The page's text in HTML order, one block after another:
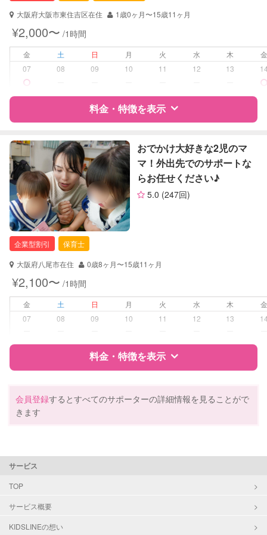
大阪府大阪市東住吉区在住
1歳0ヶ月〜15歳11ヶ月
¥2,000〜 /1時間
金 土 日 月 火 水 木
07
08 09 10 11 12 13
料金・特徴を表示
特徴 料金 レビュー
サポートの特徴
資格
企業型割引対象(旧内閣府補助対象)
自治体届出済ベビーシッター
保育士
全国保育サービス協会(ACSA)認定ベ
対応可能/特徴 夜間対応
対応可否は個別に相談
レッスン 絵・工作レッスン
定期予約
（定期特典）
おでかけ大好きな2児のマ
マ！外出先でのサポートな
らお任せください♪
5.0 (247回)
企業型割引
保育士
大阪府八尾市在住
0歳8ヶ月〜15歳11ヶ月
¥2,100〜 /1時間
金 土 日 月 火 水 木
07
08 09 10 11 12 13
料金・特徴を表示
資格
企業型割引対象(旧内閣府補助対象)
対応可能/特徴
会員登録するとすべてのサポーターの詳細情報を見ることがで
きます
サービス
TOP
サービス概要
KIDSLINEの想い